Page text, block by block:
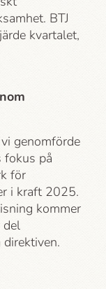
BTJ
kvartalet,
genomförde
fokus på
för
i kraft 2025.
kommer
del